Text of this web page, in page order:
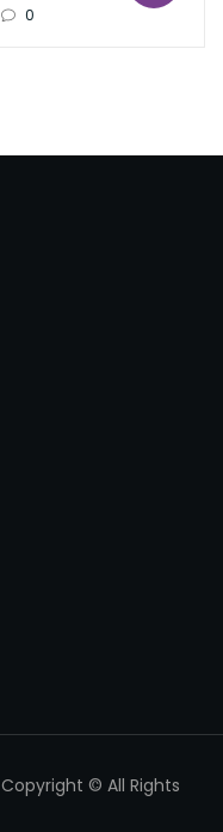
0
Copyright © All Rights